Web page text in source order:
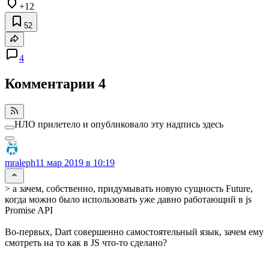
+12
52
4
Комментарии 4
НЛО прилетело и опубликовало эту надпись здесь
mraleph11 мар 2019 в 10:19
> а зачем, собственно, придумывать новую сущность Future,
когда можно было использовать уже давно работающий в js
Promise API
Во-первых, Dart совершенно самостоятельный язык, зачем ему
смотреть на то как в JS что-то сделано?